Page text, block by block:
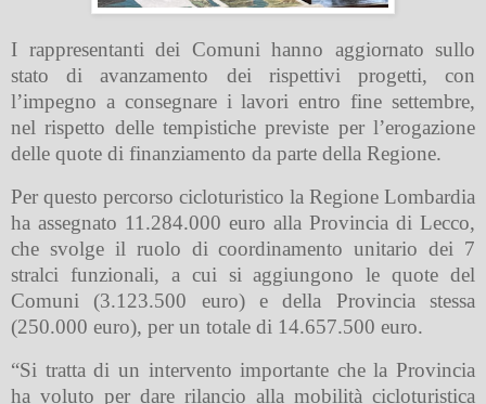
I rappresentanti dei Comuni hanno aggiornato sullo
stato di avanzamento dei rispettivi progetti, con
l’impegno a consegnare i lavori entro fine settembre,
nel rispetto delle tempistiche previste per l’erogazione
delle quote di finanziamento da parte della Regione.
Per questo percorso cicloturistico la Regione Lombardia
ha assegnato 11.284.000 euro alla Provincia di Lecco,
che svolge il ruolo di coordinamento unitario dei 7
stralci funzionali, a cui si aggiungono le quote del
Comuni (3.123.500 euro) e della Provincia stessa
(250.000 euro), per un totale di 14.657.500 euro.
“Si tratta di un intervento importante che la Provincia
ha voluto per dare rilancio alla mobilità cicloturistica